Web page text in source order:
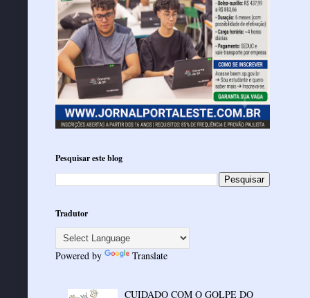
Pesquisar este blog
Tradutor
Powered by Translate
CUIDADO COM O GOLPE DO